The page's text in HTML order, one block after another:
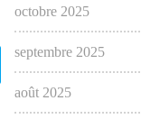
octobre 2025
septembre 2025
août 2025